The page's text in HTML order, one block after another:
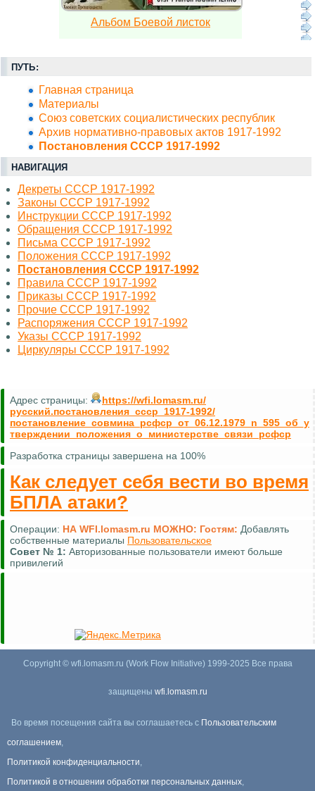
Альбом Боевой листок
ПУТЬ:
Главная страница
Материалы
Союз советских социалистических республик
Архив нормативно-правовых актов 1917-1992
Постановления СССР 1917-1992
НАВИГАЦИЯ
Декреты СССР 1917-1992
Законы СССР 1917-1992
Инструкции СССР 1917-1992
Обращения СССР 1917-1992
Письма СССР 1917-1992
Положения СССР 1917-1992
Постановления СССР 1917-1992
Правила СССР 1917-1992
Приказы СССР 1917-1992
Прочие СССР 1917-1992
Распоряжения СССР 1917-1992
Указы СССР 1917-1992
Циркуляры СССР 1917-1992
Адрес страницы:
https://wfi.lomasm.ru/
русский.постановления_ссср_1917-1992/
постановление_совмина_рсфср_от_06.12.1979_n_595_об_у
тверждении_положения_о_министерстве_связи_рсфср
Разработка страницы завершена на 100%
Как следует себя вести во время
БПЛА атаки?
Операции: НА WFI.lomasm.ru МОЖНО: Гостям: Добавлять
собственные материалы Пользовательское
Совет № 1: Авторизованные пользователи имеют больше
привилегий
Copyright © wfi.lomasm.ru (Work Flow Initiative) 1999-2025 Все права
защищены wfi.lomasm.ru
Во время посещения сайта вы соглашаетесь с Пользовательским
соглашением,
Политикой конфиденциальности,
Политикой в отношении обработки персональных данных,